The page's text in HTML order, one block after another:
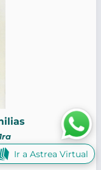
1ra
Sin versión digital
Ir a Astrea Virtual